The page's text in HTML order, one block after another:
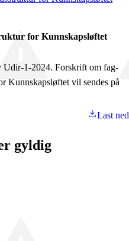
for Kunnskapsløftet
Udir-1-2024. Forskrift om fag-
Kunnskapsløftet vil sendes på
Last ned
gyldig